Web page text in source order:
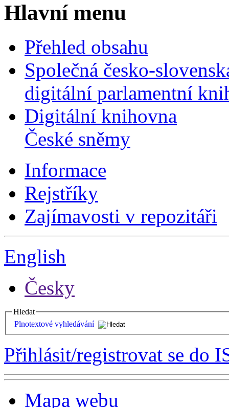
Hlavní menu
Přehled obsahu
Společná česko-
digitální parlamentní
Digitální knihovna
České sněmy
Informace
Rejstříky
Zajímavosti v repozitáři
English
Česky
Hledat
Plnotextové vyhledávání
Přihlásit/registrovat se do
Mapa webu